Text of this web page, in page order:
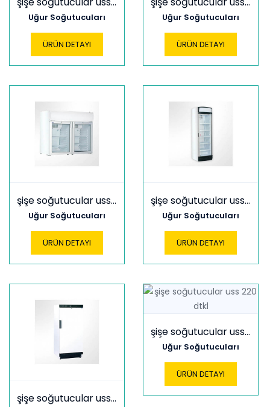
Uğur Soğutucuları
ÜRÜN DETAYI
Uğur Soğutucuları
ÜRÜN DETAYI
şişe soğutucular uss 190 dıkl
Uğur Soğutucuları
ÜRÜN DETAYI
şişe soğutucular uss 220 dtk
Uğur Soğutucuları
ÜRÜN DETAYI
şişe soğutucular uss 220 dtk sd
şişe soğutucular uss 220 dtkl
Uğur Soğutucuları
ÜRÜN DETAYI